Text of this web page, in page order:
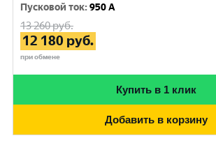
Пусковой ток:950 A
13 260руб.
12 180 руб.
при обмене
Купить в 1 клик
Добавить в корзину